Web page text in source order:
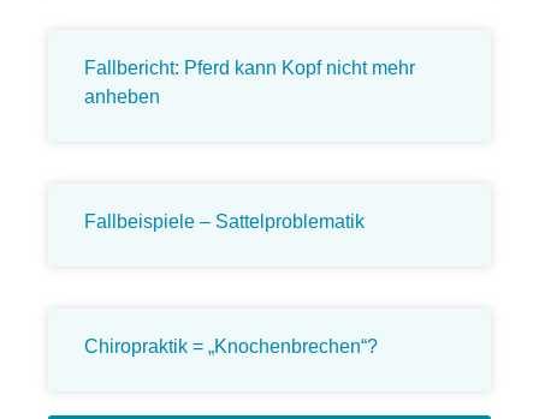
Fallbericht: Pferd kann Kopf nicht mehr
anheben
Fallbeispiele – Sattelproblematik
Chiropraktik = „Knochenbrechen“?